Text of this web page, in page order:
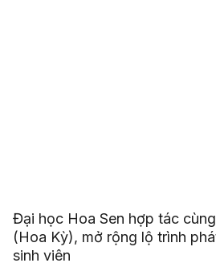
Đại học Hoa Sen hợp tác
(Hoa Kỳ), mở rộng lộ trình
sinh viên